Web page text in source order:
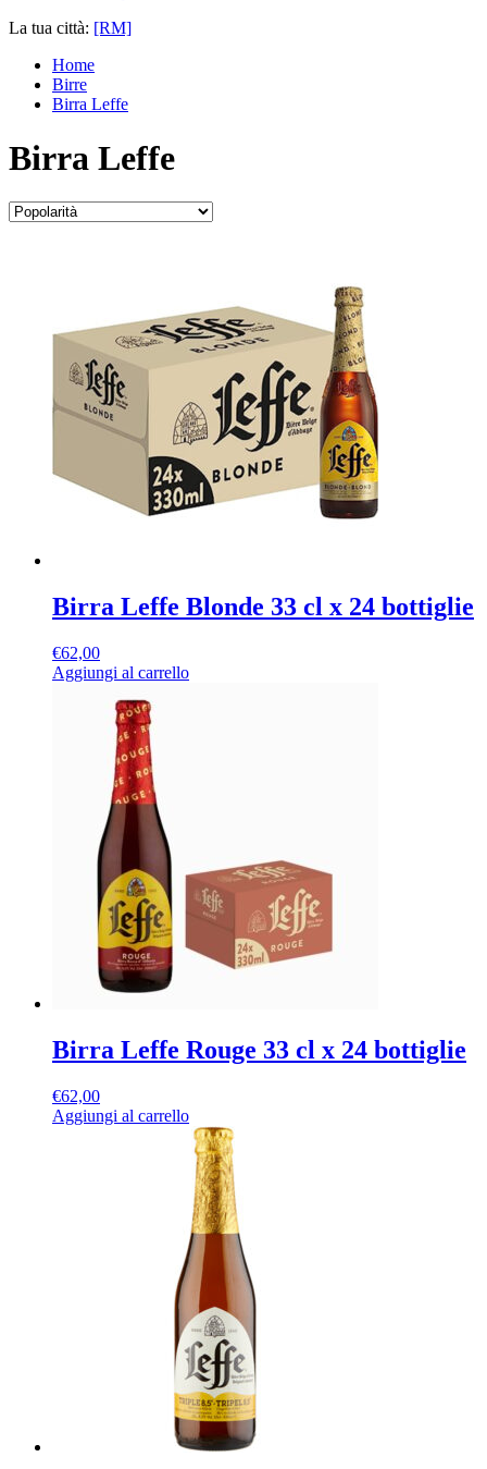
La tua città: [RM]
Home
Birre
Birra Leffe
Birra Leffe
Birra Leffe Blonde 33 cl x 24 bottiglie
€62,00
Aggiungi al carrello
Birra Leffe Rouge 33 cl x 24 bottiglie
€62,00
Aggiungi al carrello